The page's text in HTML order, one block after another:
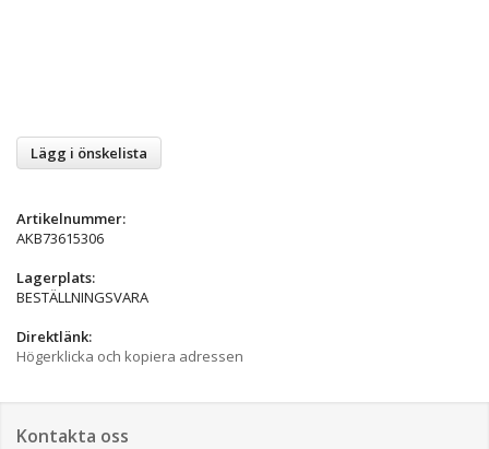
Lägg i önskelista
Artikelnummer:
AKB73615306
Lagerplats:
BESTÄLLNINGSVARA
Direktlänk:
Högerklicka och kopiera adressen
Kontakta oss